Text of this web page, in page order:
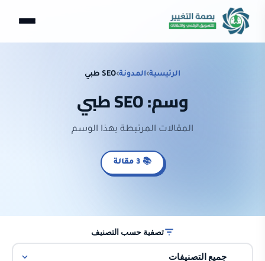
الرئيسية›المدونة›SEO طبي
وسم: SEO طبي
المقالات المرتبطة بهذا الوسم
📚 3 مقالة
تصفية حسب التصنيف